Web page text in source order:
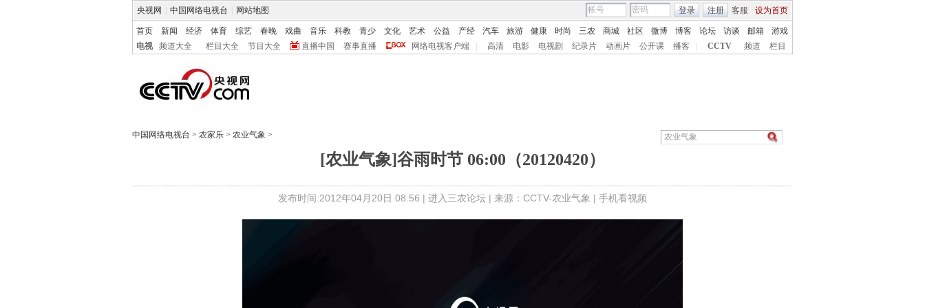
央视网 中国网络电视台 网站地图 客服 设为首页
登录 注册
首页 新闻 经济 体育 综艺 春晚 戏曲 音乐 科教 青少 文化 艺术 公益 产经 汽车 旅游 健康 时尚 三农 商城 社区 微博 博客 论坛 访谈 邮箱
游戏
电视
频道大全 栏目大全 节目大全 直播中国 赛事直播 网络电视客户端 高清 电影 电视剧 纪录片 动画片 公开课 播客 CCTV 频道 栏目
中国网络电视台 > 农家乐 > 农业气象 >
[农业气象]谷雨时节 06:00（20120420）
发布时间:2012年04月20日 08:56 | 进入三农论坛 | 来源：CCTV-农业气象 | 手机看视频